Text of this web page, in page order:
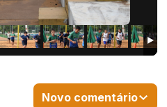
Novo comentário